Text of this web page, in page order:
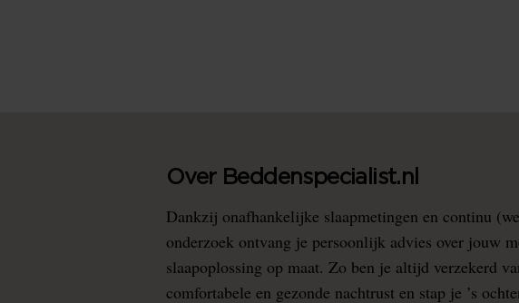
Over Beddenspecialist.nl
Dankzij onafhankelijke slaapmetingen en continu
onderzoek ontvang je persoonlijk advies over jouw
slaapoplossing op maat. Zo ben je altijd verzekerd
comfortabele en gezonde nachtrust en stap je ’s